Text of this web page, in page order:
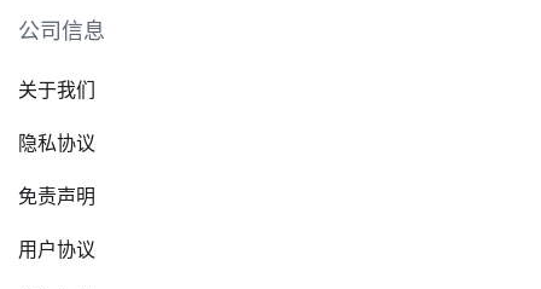
公司信息
关于我们
隐私协议
免责声明
用户协议